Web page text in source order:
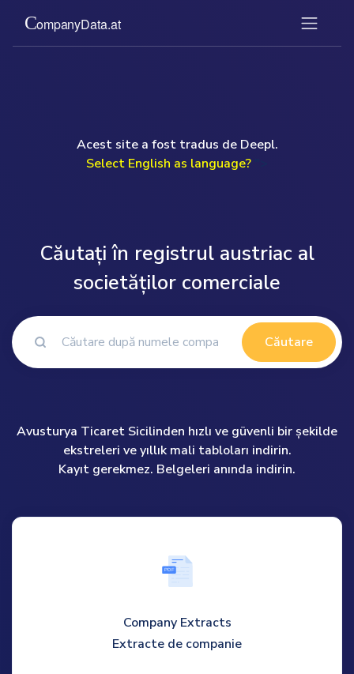
Acest site a fost tradus de Deepl.
Select English as language?
Căutați în registrul austriac al
societăților comerciale
Căutare
Avusturya Ticaret Sicilinden hızlı ve güvenli bir şekilde
ekstreleri ve yıllık mali tabloları indirin.
Kayıt gerekmez. Belgeleri anında indirin.
PD F
Company Extracts
Extracte de companie